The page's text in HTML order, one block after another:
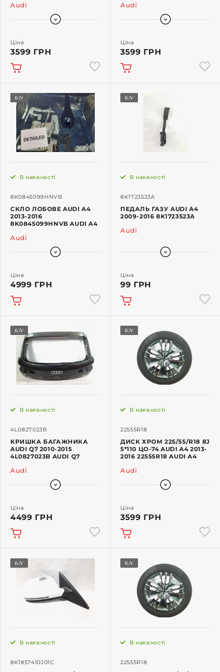
Audi
Ціна
3599 ГРН
Audi
Ціна
3599 ГРН
Б/У
8K0845099HNVB
В наявності
СКЛО ЛОБОВЕ AUDI A4
2013-2016
8K0845099HNVB AUDI A4
Audi
Ціна
4999 ГРН
Б/У
8K1723523A
В наявності
ПЕДАЛЬ ГАЗУ AUDI A4
2009-2016 8K1723523A
Audi
Ціна
99 ГРН
Б/У
4L0827023B
В наявності
КРИШКА БАГАЖНИКА
AUDI Q7 2010-2015
4L0827023B AUDI Q7
Audi
Ціна
4499 ГРН
Б/У
22555R18
В наявності
ДИСК ХРОМ 225/55/R18 8J
5*110 ЦО-74 AUDI A4 2013-
2016 22555R18 AUDI A4
Audi
Ціна
3599 ГРН
Б/У
8K1857410J01C
В наявності
Б/У
22555R18
В наявності